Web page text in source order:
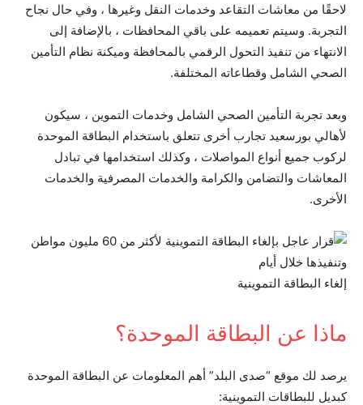
لاحقًا من معاشات التقاعد وخدمات النقل وغيرها ، وفي حال نجاح
التجربة. وسيتم تعميمه على باقي المحافظات ، بالإضافة إلى
الانتهاء من تنفيذ التحول الرقمي بالمحافظة وميكنة نظام التأمين
الصحي الشامل وقطاعاته المختلفة.
وبعد تجربة التأمين الصحي الشامل وخدمات التموين ، سيكون
لأهالي بورسعيد تجارب أخرى تتعلق باستخدام البطاقة الموحدة
لركوب جميع أنواع المواصلات ، وكذلك استخدامها في تبادل
المعاشات والتضامن والكرامة والخدمات المصرفية والخدمات
الأخرى.
إلغاء البطاقة التموينية
ماذا عن البطاقة الموحدة؟
يرصد لك موقع “صدى البلد” أهم المعلومات عن البطاقة الموحدة
كبديل للبطاقات التموينية: